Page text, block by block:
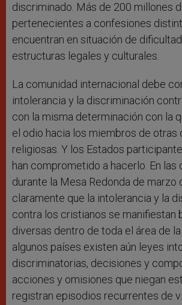
discriminado. Más de 200 millones
pertenecientes a confesiones
encuentran en situación de
estructuras legales y culturales.
La comunidad internacional debe
intolerancia y la discriminación
con la misma determinación con la
el odio hacia los miembros de otras
religiosas. Y los Estados
han comprometido a hacerlo. En las
durante la Mesa Redonda de marzo
claramente que la intolerancia y la
contra los cristianos se manifiestan
diversas dentro de toda el área de la
algunos países existen aún leyes
discriminatorias, decisiones y
acciones y omisiones que niegan
registran episodios recurrentes de